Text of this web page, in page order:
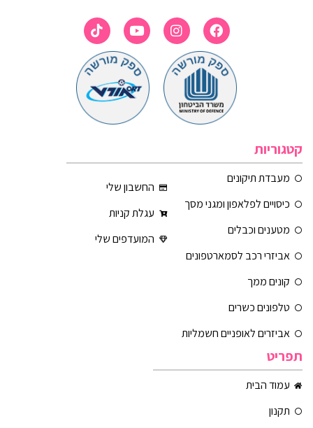
קטגוריות
מעבדת תיקונים
כיסויים לפלאפון ומגני מסך
מטענים וכבלים
אביזרי רכב לסמארטפונים
קונים ממך
טלפונים כשרים
אביזרים לאופניים חשמליות
החשבון שלי
עגלת קניות
המועדפים שלי
תפריט
עמוד הבית
תקנון